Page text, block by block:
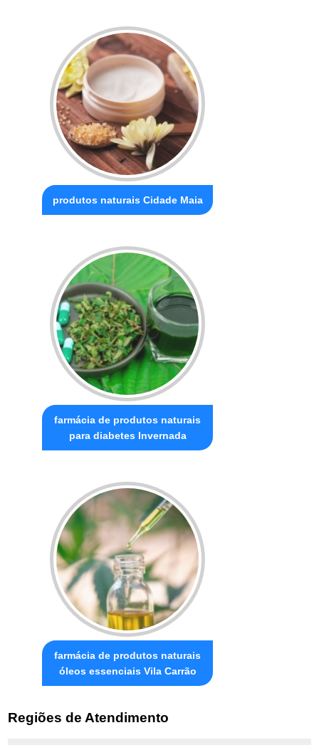
produtos naturais Cidade Maia
farmácia de produtos naturais
para diabetes Invernada
farmácia de produtos naturais
óleos essenciais Vila Carrão
Regiões de Atendimento